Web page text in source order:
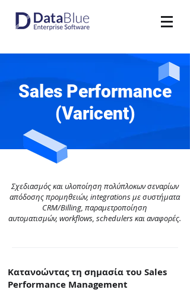
Sales Performance
(Varicent)
Σχεδιασμός και υλοποίηση πολύπλοκων σεναρίων
απόδοσης προμηθειών, integrations με συστήματα
CRM/Billing, παραμετροποίηση
αυτοματισμών, workflows, schedulers και αναφορές.
Κατανοώντας τη σημασία του Sales
Performance Management